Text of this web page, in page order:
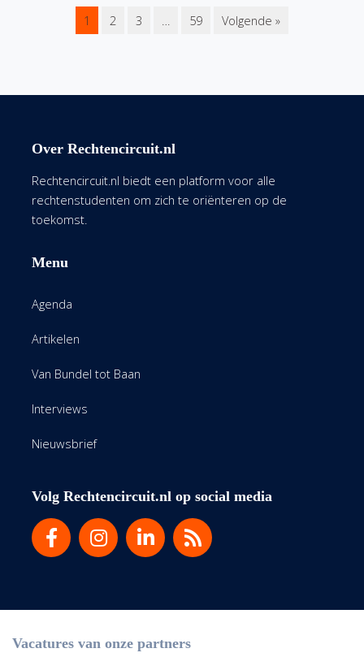
1 2 3 … 59 Volgende »
Over Rechtencircuit.nl
Rechtencircuit.nl biedt een platform voor alle
rechtenstudenten om zich te oriënteren op de
toekomst.
Menu
Agenda
Artikelen
Van Bundel tot Baan
Interviews
Nieuwsbrief
Volg Rechtencircuit.nl op social media
Vacatures van onze partners